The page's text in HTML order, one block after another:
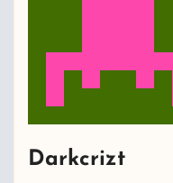
Darkcrizt